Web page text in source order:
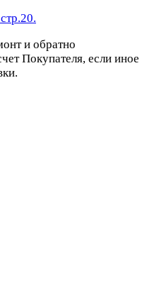
и обратно
Покупателя, если иное